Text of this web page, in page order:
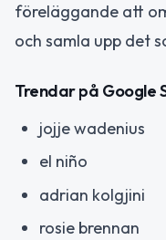
föreläggande att
och samla upp det
Trendar på Google
jojje wadenius
el niño
adrian kolgjini
rosie brennan